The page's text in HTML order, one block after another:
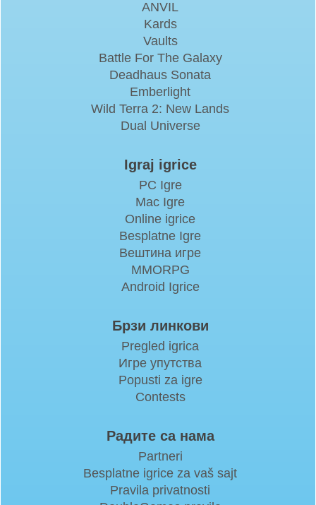
ANVIL
Kards
Vaults
Battle For The Galaxy
Deadhaus Sonata
Emberlight
Wild Terra 2: New Lands
Dual Universe
Igraj igrice
PC Igre
Mac Igre
Online igrice
Besplatne Igre
Вештина игре
MMORPG
Android Igrice
Брзи линкови
Pregled igrica
Игре упутства
Popusti za igre
Contests
Радите са нама
Partneri
Besplatne igrice za vaš sajt
Pravila privatnosti